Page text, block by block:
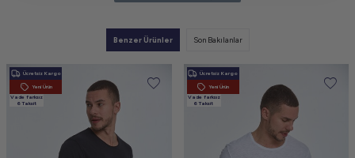
Benzer Ürünler Son Bakılanlar
Ücretsiz Kargo
Yeni Ürün
Vade farksız
6 Taksit
Ücretsiz Kargo
Yeni Ürün
Vade farksız
6 Taksit